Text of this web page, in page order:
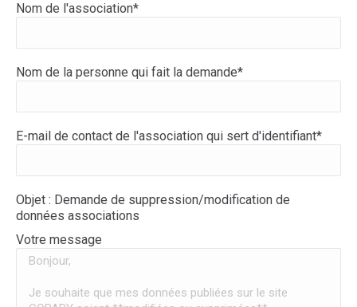
Nom de l'association*
Nom de la personne qui fait la demande*
E-mail de contact de l'association qui sert d'identifiant*
Objet : Demande de suppression/modification de
données associations
Votre message